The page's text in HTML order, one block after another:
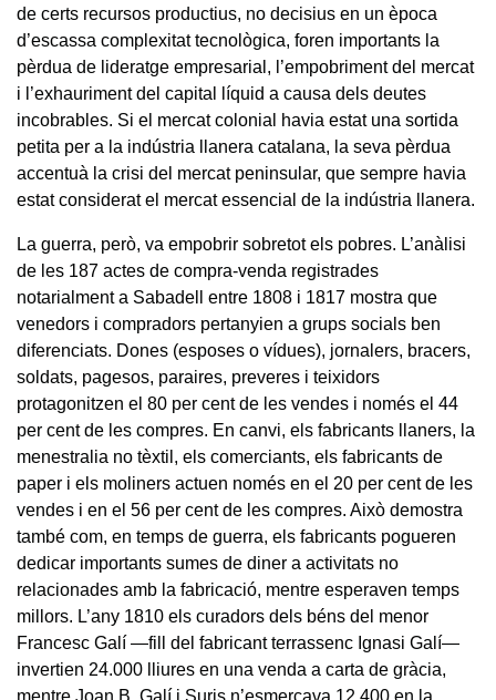
de certs recursos productius, no decisius en un època
d’escassa complexitat tecnològica, foren importants la
pèrdua de lideratge empresarial, l’empobriment del mercat
i l’exhauriment del capital líquid a causa dels deutes
incobrables. Si el mercat colonial havia estat una sortida
petita per a la indústria llanera catalana, la seva pèrdua
accentuà la crisi del mercat peninsular, que sempre havia
estat considerat el mercat essencial de la indústria llanera.
La guerra, però, va empobrir sobretot els pobres. L’anàlisi
de les 187 actes de compra-venda registrades
notarialment a Sabadell entre 1808 i 1817 mostra que
venedors i compradors pertanyien a grups socials ben
diferenciats. Dones (esposes o vídues), jornalers, bracers,
soldats, pagesos, paraires, preveres i teixidors
protagonitzen el 80 per cent de les vendes i només el 44
per cent de les compres. En canvi, els fabricants llaners, la
menestralia no tèxtil, els comerciants, els fabricants de
paper i els moliners actuen només en el 20 per cent de les
vendes i en el 56 per cent de les compres. Això demostra
també com, en temps de guerra, els fabricants pogueren
dedicar importants sumes de diner a activitats no
relacionades amb la fabricació, mentre esperaven temps
millors. L’any 1810 els curadors dels béns del menor
Francesc Galí —fill del fabricant terrassenc Ignasi Galí—
invertien 24.000 lliures en una venda a carta de gràcia,
mentre Joan B. Galí i Suris n’esmerçava 12.400 en la